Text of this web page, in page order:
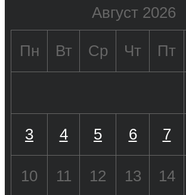
Август 2026
Пн Вт Ср Чт Пт
3 4 5 6 7
10 11 12 13 14